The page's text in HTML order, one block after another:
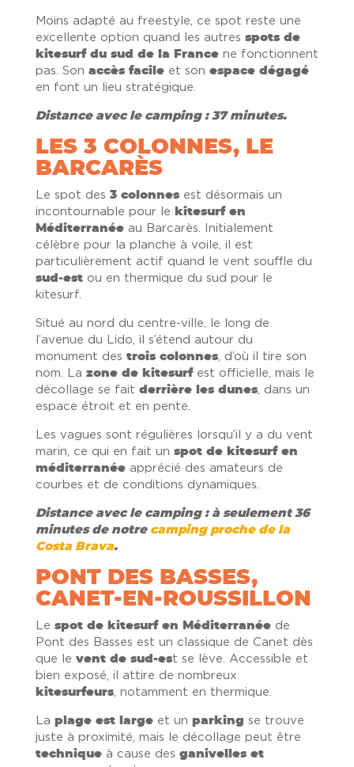
Moins adapté au freestyle, ce spot reste une
excellente option quand les autres spots de
kitesurf du sud de la Francene fonctionnent
pas. Son accès facileet son espace dégagé
en font un lieu stratégique.
Distance avec le camping : 37 minutes.
LES 3 COLONNES, LE
BARCARÈS
Le spot des 3 colonnesest désormais un
incontournable pour le
kitesurf en
Méditerranéeau Barcarès. Initialement
célèbre pour la planche à voile, il est
particulièrement actif quand le vent souffle du
sud‑estou en thermique du sud pour le
kitesurf.
Situé au nord du centre-ville, le long de
l’avenue du Lido, il s’étend autour du
monument des trois colonnes, d’où il tire son
nom. La zone de kitesurfest officielle, mais le
décollage se fait derrière les dunes, dans un
espace étroit et en pente.
Les vagues sont régulières lorsqu’il y a du vent
marin, ce qui en fait un spot de kitesurf en
méditerranéeapprécié des amateurs de
courbes et de conditions dynamiques.
Distance avec le camping : à seulement 36
minutes de notre camping proche de la
Costa Brava.
PONT DES BASSES,
CANET-EN-ROUSSILLON
Le spot de kitesurf en Méditerranéede
Pont des Basses est un classique de Canet dès
que le vent de sud-est se lève. Accessible et
bien exposé, il attire de nombreux
kitesurfeurs, notamment en thermique.
La plage est largeet un parking se trouve
juste à proximité, mais le décollage peut être
techniqueà cause des ganivelles et